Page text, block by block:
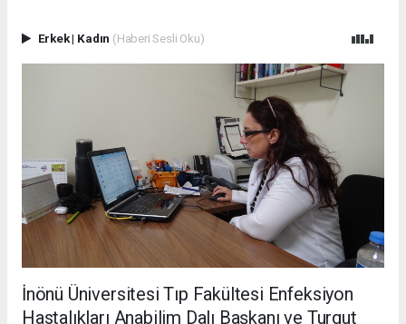
Erkek| Kadın (Haberi Sesli Oku)
İnönü Üniversitesi Tıp Fakültesi Enfeksiyon
Hastalıkları Anabilim Dalı Başkanı ve Turgut